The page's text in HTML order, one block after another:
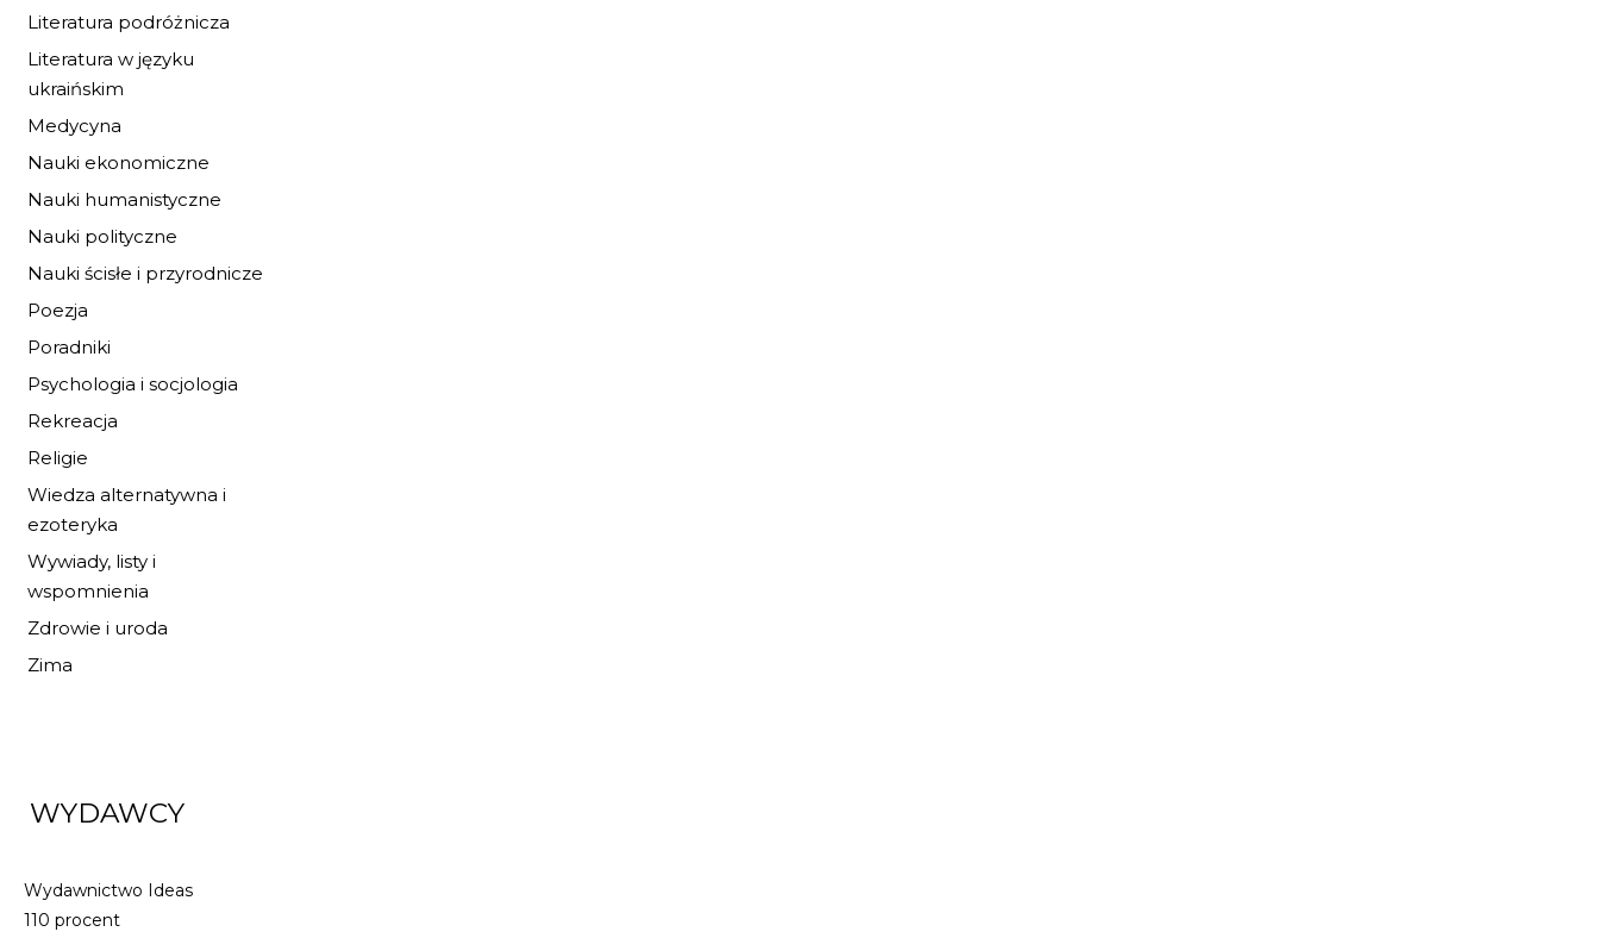
Literatura podróżnicza
Literatura w języku
ukraińskim
Medycyna
Nauki ekonomiczne
Nauki humanistyczne
Nauki polityczne
Nauki ścisłe i przyrodnicze
Poezja
Poradniki
Psychologia i socjologia
Rekreacja
Religie
Wiedza alternatywna i
ezoteryka
Wywiady, listy i
wspomnienia
Zdrowie i uroda
Zima
WYDAWCY
Wydawnictwo Ideas
110 procent